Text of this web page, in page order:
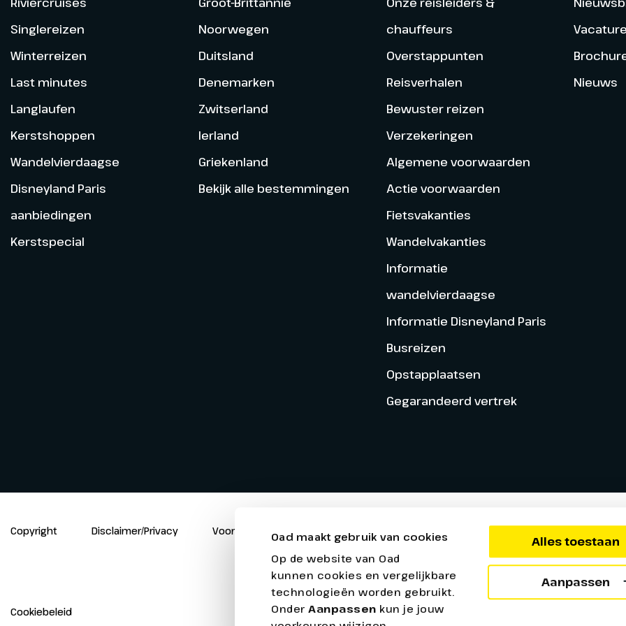
Oad maakt gebruik van cookies
Op de website van Oad
kunnen cookies en vergelijkbare
technologieën worden gebruikt.
OnderAanpassen kun je jouw
Alles toestaan
Aanpassen
Singlereizen
Winterreizen
Last minutes
Langlaufen
Kerstshoppen
Wandelvierdaagse
Disneyland Paris
aanbiedingen
Kerstspecial
Noorwegen
Duitsland
Denemarken
Zwitserland
Ierland
Griekenland
Bekijk alle bestemmingen
chauffeurs
Overstappunten
Reisverhalen
Bewuster reizen
Verzekeringen
Algemene voorwaarden
Actie voorwaarden
Fietsvakanties
Wandelvakanties
Informatie
wandelvierdaagse
Informatie Disneyland Paris
Busreizen
Opstapplaatsen
Gegarandeerd vertrek
Nieuws
Copyright Disclaimer/Privacy Voorwaarden
Cookiebeleid